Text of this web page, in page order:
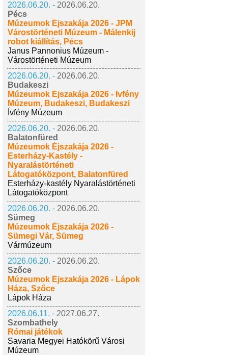
2026.06.20. - 2026.06.20.
Pécs
Múzeumok Éjszakája 2026 - JPM
Várostörténeti Múzeum - Málenkij
robot kiállítás, Pécs
Janus Pannonius Múzeum -
Várostörténeti Múzeum
2026.06.20. - 2026.06.20.
Budakeszi
Múzeumok Éjszakája 2026 - Ívfény
Múzeum, Budakeszi, Budakeszi
Ívfény Múzeum
2026.06.20. - 2026.06.20.
Balatonfüred
Múzeumok Éjszakája 2026 -
Esterházy-Kastély -
Nyaralástörténeti
Látogatóközpont, Balatonfüred
Esterházy-kastély Nyaralástörténeti
Látogatóközpont
2026.06.20. - 2026.06.20.
Sümeg
Múzeumok Éjszakája 2026 -
Sümegi Vár, Sümeg
Vármúzeum
2026.06.20. - 2026.06.20.
Szőce
Múzeumok Éjszakája 2026 - Lápok
Háza, Szőce
Lápok Háza
2026.06.11. - 2027.06.27.
Szombathely
Római játékok
Savaria Megyei Hatókörű Városi
Múzeum